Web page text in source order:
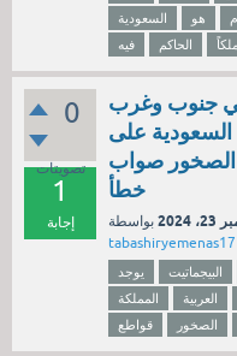
السعودية
هو
فيه
الحاكم ملكاً
0
تصويتات
1
إجابة
في جنوب وغرب
السعودية على
الصخور صواب
خطأ
بواسطة
tabashiryemenas17
يوجد البيجماتيت
المملكة
العربية
قواطع
الصخور